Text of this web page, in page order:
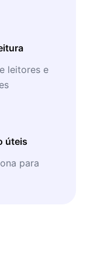
leitores e
úteis
para